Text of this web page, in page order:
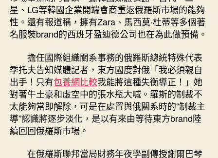
星、LG等韓國企業開端會商重返俄羅斯市場的能夠
性。還有報道稱，擁有Zara、馬西莫·杜蒂等多個著
名服裝brand的西班牙盈迪德公司也在為此做預備。
擔任國際組織關系事務的俄羅斯總統特殊代表
季托夫告知媒體記者，東方國度對俄「我必須親自
出手！只有包養網比較我能將這種失衡導正！」她
對著牛土豪和虛空中的張水瓶大喊。羅斯的制裁不
太能夠當即解除，可是在處置與俄關系時的“制裁主
導”認識將逐步淡化，是以有來由等待東方brand陸
續回回俄羅斯市場。
在俄羅斯聯邦當局財務年夜學副傳授謝爾巴琴